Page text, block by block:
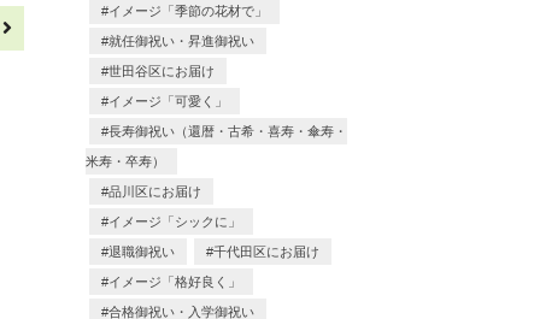
イメージ「季節の花材で」
就任御祝い・昇進御祝い
世田谷区にお届け
イメージ「可愛く」
長寿御祝い（還暦・古希・喜寿・傘寿・
米寿・卒寿）
品川区にお届け
イメージ「シックに」
退職御祝い 千代田区にお届け
イメージ「格好良く」
合格御祝い・入学御祝い